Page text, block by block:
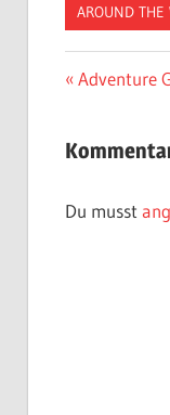
AROUND THE
Vorheriger
Adventure
Du musst